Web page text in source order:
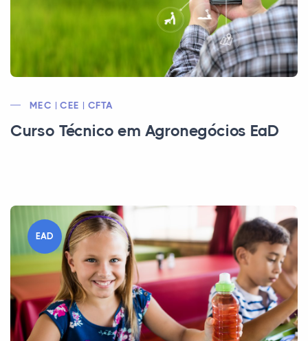
MEC | CEE | CFTA
Curso Técnico em Agronegócios EaD
EAD